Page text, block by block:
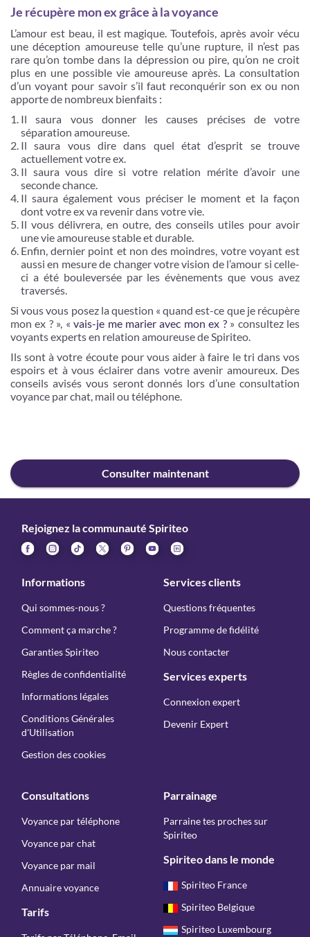
Je récupère mon ex grâce à la voyance
L’amour est beau, il est magique. Toutefois, après avoir vécu
une déception amoureuse telle qu’une rupture, il n’est pas
rare qu’on tombe dans la dépression ou pire, qu’on ne croit
plus en une possible vie amoureuse après. La consultation
d’un voyant pour savoir s’il faut reconquérir son ex ou non
apporte de nombreux bienfaits :
Il saura vous donner les causes précises de votre
séparation amoureuse.
Il saura vous dire dans quel état d’esprit se trouve
actuellement votre ex.
Il saura vous dire si votre relation mérite d’avoir une
seconde chance.
Il saura également vous préciser le moment et la façon
dont votre ex va revenir dans votre vie.
Il vous délivrera, en outre, des conseils utiles pour avoir
une vie amoureuse stable et durable.
Enfin, dernier point et non des moindres, votre voyant est
aussi en mesure de changer votre vision de l’amour si celle-
ci a été bouleversée par les évènements que vous avez
traversés.
Si vous vous posez la question « quand est-ce que je récupère
mon ex ? », «vais-je me marier avec mon ex ?» consultez les
voyants experts en relation amoureuse de Spiriteo.
Ils sont à votre écoute pour vous aider à faire le tri dans vos
espoirs et à vous éclairer dans votre avenir amoureux. Des
conseils avisés vous seront donnés lors d’une consultation
voyance par chat, mail ou téléphone.
Consulter maintenant
Rejoignez la communauté Spiriteo
Informations
Qui sommes-nous ?
Comment ça marche ?
Garanties Spiriteo
Règles de confidentialité
Informations légales
Conditions Générales
d'Utilisation
Gestion des cookies
Services clients
Questions fréquentes
Programme de fidélité
Nous contacter
Services experts
Connexion expert
Devenir Expert
Consultations
Voyance par téléphone
Voyance par chat
Voyance par mail
Annuaire voyance
Tarifs
Parrainage
Parraine tes proches sur
Spiriteo
Spiriteo dans le monde
Spiriteo France
Spiriteo Belgique
Spiriteo Luxembourg